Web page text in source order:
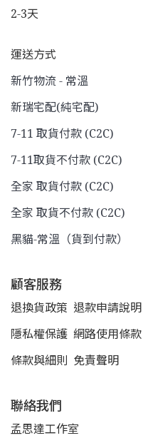
2-3天
運送方式
新竹物流 - 常溫
新瑞宅配(純宅配)
7-11 取貨付款 (C2C)
7-11取貨不付款 (C2C)
全家 取貨付款 (C2C)
全家 取貨不付款 (C2C)
黑貓-常溫（貨到付款）
顧客服務
退換貨政策 退款申請說明
隱私權保護 網路使用條款
條款與細則 免責聲明
聯絡我們
孟思達工作室